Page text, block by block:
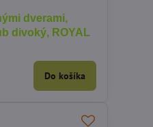
dverami,
divoký, ROYAL
Do košíka